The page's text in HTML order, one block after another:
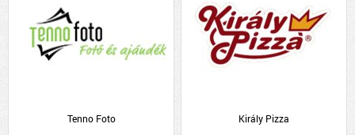
Tenno Foto Király Pizza